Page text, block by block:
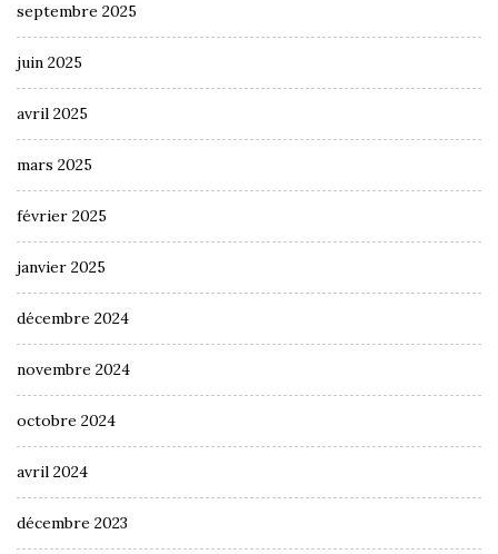
septembre 2025
juin 2025
avril 2025
mars 2025
février 2025
janvier 2025
décembre 2024
novembre 2024
octobre 2024
avril 2024
décembre 2023